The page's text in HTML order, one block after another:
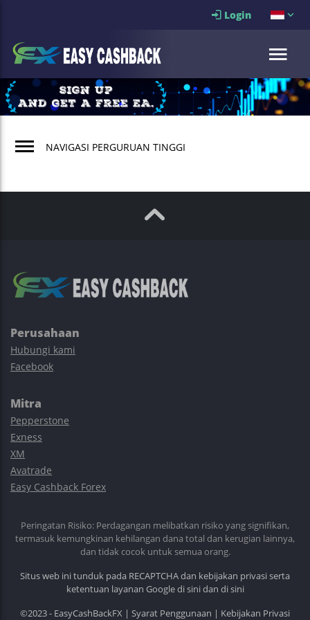
Login
NAVIGASI PERGURUAN TINGGI
Perusahaan
Hubungi kami
Facebook
Mitra
Pepperstone
Exness
XM
Avatrade
Easy Cashback Forex
Peringatan Risiko: Perdagangan melibatkan risiko yang signifikan,
termasuk kemungkinan kehilangan dana total dan kerugian lainnya,
dan tidak cocok untuk semua orang.
Situs web ini tunduk pada RECAPTCHA dan kebijakan privasi serta
ketentuan layanan Googledi sinidan di sini
©2023 - EasyCashBackFX | Syarat Penggunaan | Kebijakan Privasi